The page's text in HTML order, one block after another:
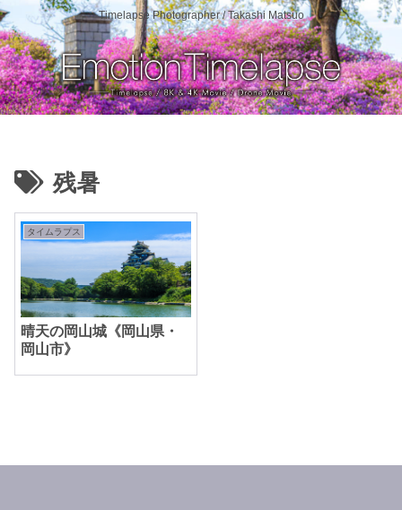
Timelapse Photographer / Takashi Matsuo
残暑
タイムラプス
晴天の岡山城《岡山県・
岡山市》